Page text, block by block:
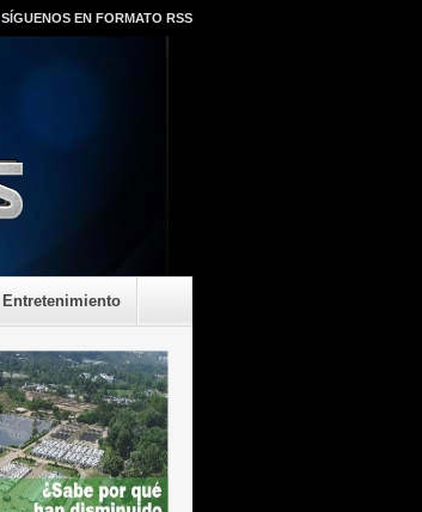
SÍGUENOS EN FORMATO RSS
Entretenimiento